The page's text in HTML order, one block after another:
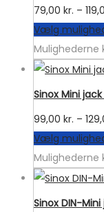
79,00 kr. –
Vælg
Sinox Mini
99,00 kr. –
Vælg
Sinox DIN-